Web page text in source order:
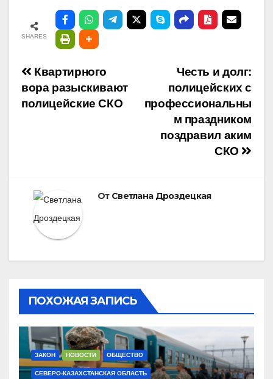
SHARES
Навигация
по
Честь и долг:
полицейских с
профессиональны
м праздником
поздравил аким
СКО
Квартирного
вора разыскивают
полицейские СКО
От Светлана Дроздецкая
ПОХОЖАЯ ЗАПИСЬ
ЗАКОН НОВОСТИ ОБЩЕСТВО
СЕВЕРО-КАЗАХСТАНСКАЯ ОБЛАСТЬ